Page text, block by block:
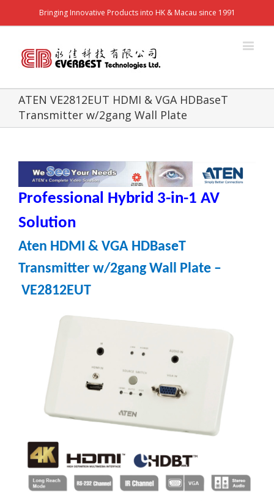
Bringing Innovative Products into HK & Macau since 1991
ATEN VE2812EUT HDMI & VGA HDBaseT
Transmitter w/2gang Wall Plate
Professional Hybrid 3-in-1 AV
Solution
Aten HDMI & VGA HDBaseT
Transmitter w/2gang Wall Plate –
VE2812EUT